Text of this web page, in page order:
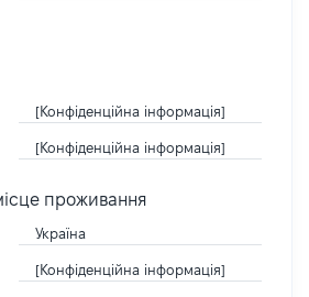
[Конфіденційна інформація]
[Конфіденційна інформація]
проживання
Україна
[Конфіденційна інформація]